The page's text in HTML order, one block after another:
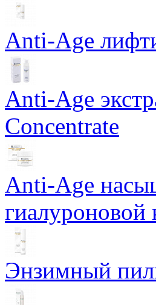
Anti-Age
Anti-Age
Concentrate
Anti-Age
Энзимный